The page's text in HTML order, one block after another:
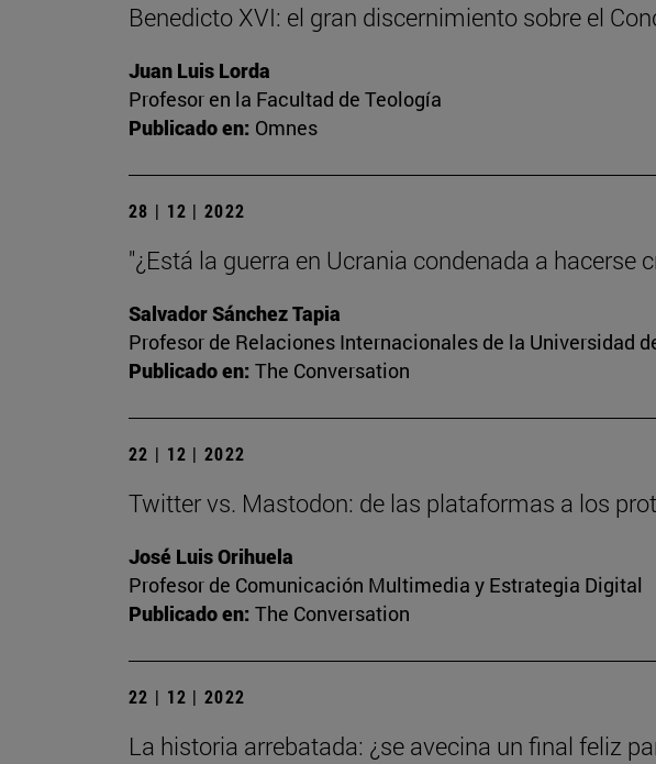
Benedicto XVI: el gran discernimiento sobre el
Juan Luis Lorda
Profesor en la Facultad de Teología
Publicado en: Omnes
28 | 12 | 2022
"¿Está la guerra en Ucrania condenada a hacerse
Salvador Sánchez Tapia
Profesor de Relaciones Internacionales de la Universidad
Publicado en: The Conversation
22 | 12 | 2022
Twitter vs. Mastodon: de las plataformas a los
José Luis Orihuela
Profesor de Comunicación Multimedia y Estrategia Digital
Publicado en: The Conversation
22 | 12 | 2022
La historia arrebatada: ¿se avecina un final feliz